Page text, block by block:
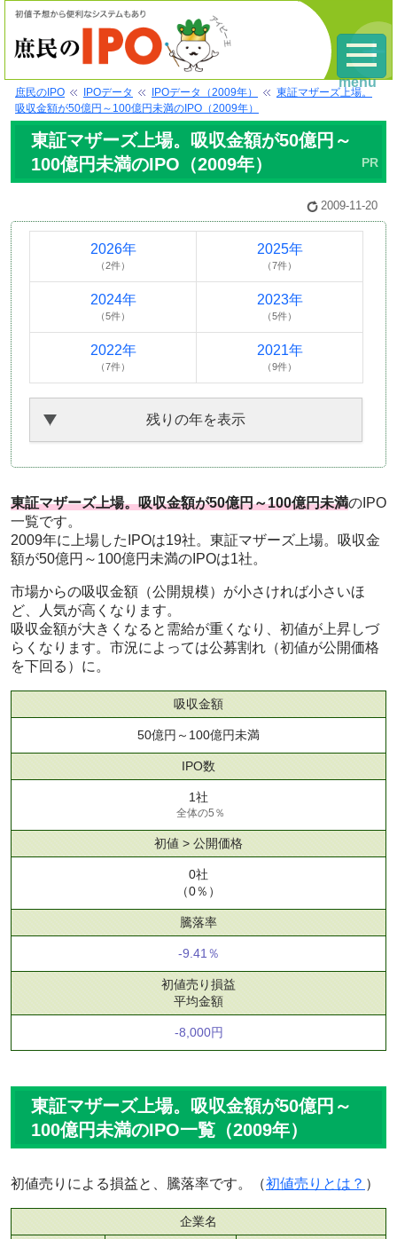
庶民のIPO IPOデータ IPOデータ（2009年）
東証マザーズ上場。
吸収金額が50億円～100億円未満のIPO（2009年）
東証マザーズ上場。吸収金額が50億円～
100億円未満のIPO（2009年）
2009-11-20
2026年
（2件）
2025年
（7件）
2024年
（5件）
2023年
（5件）
2022年
（7件）
2021年
（9件）
残りの年を表示
東証マザーズ上場。吸収金額が50億円～100億円未満のIPO
一覧です。
2009年に上場したIPOは19社。東証マザーズ上場。吸収金
額が50億円～100億円未満のIPOは1社。
市場からの吸収金額（公開規模）が小さければ小さいほ
ど、人気が高くなります。
吸収金額が大きくなると需給が重くなり、初値が上昇しづ
らくなります。市況によっては公募割れ（初値が公開価格
を下回る）に。
吸収金額
50億円～100億円未満
IPO数
1社
全体の5％
初値 > 公開価格
0社
（0％）
騰落率
-9.41％
初値売り損益
平均金額
-8,000円
東証マザーズ上場。吸収金額が50億円～
100億円未満のIPO一覧（2009年）
初値売りによる損益と、騰落率です。（初値売りとは？ ）
企業名
menu